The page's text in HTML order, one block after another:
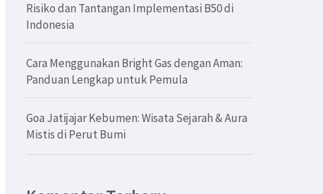
Risiko dan Tantangan Implementasi B50 di
Indonesia
Cara Menggunakan Bright Gas dengan Aman:
Panduan Lengkap untuk Pemula
Goa Jatijajar Kebumen: Wisata Sejarah & Aura
Mistis di Perut Bumi